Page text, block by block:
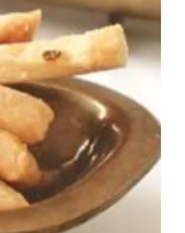
E Salsa